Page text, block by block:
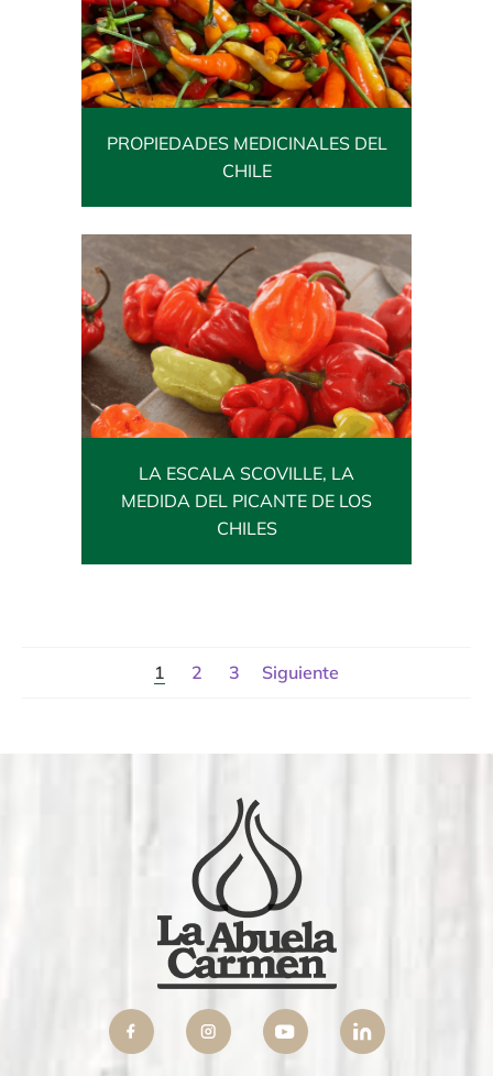
PROPIEDADES MEDICINALES DEL
CHILE
LA ESCALA SCOVILLE, LA
MEDIDA DEL PICANTE DE LOS
CHILES
1 2 3 Siguiente